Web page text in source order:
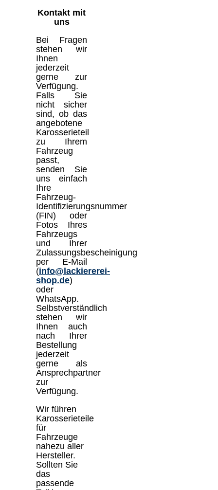
Kontakt mit
uns
Bei Fragen
stehen wir
Ihnen
jederzeit
gerne zur
Verfügung.
Falls Sie
nicht sicher
sind, ob das
angebotene
Karosserieteil
zu Ihrem
Fahrzeug
passt,
senden Sie
uns einfach
Ihre
Fahrzeug-
Identifizierungsnummer
(FIN) oder
Fotos Ihres
Fahrzeugs
und Ihrer
Zulassungsbescheinigung
per E-Mail
(info@lackiererei-
shop.de)
oder
WhatsApp.
Selbstverständlich
stehen wir
Ihnen auch
nach Ihrer
Bestellung
jederzeit
gerne als
Ansprechpartner
zur
Verfügung.
Wir führen
Karosserieteile
für
Fahrzeuge
nahezu aller
Hersteller.
Sollten Sie
das
passende